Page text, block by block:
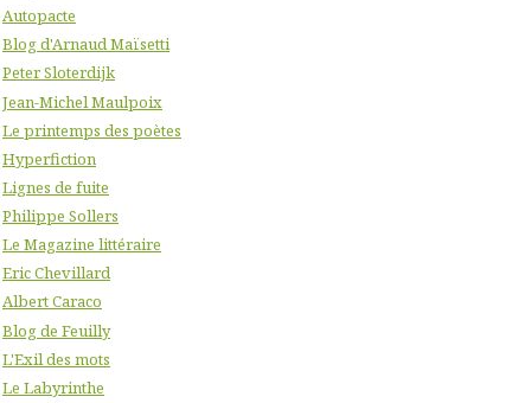
Autopacte
Blog d'Arnaud Maïsetti
Peter Sloterdijk
Jean-Michel Maulpoix
Le printemps des poètes
Hyperfiction
Lignes de fuite
Philippe Sollers
Le Magazine littéraire
Eric Chevillard
Albert Caraco
Blog de Feuilly
L'Exil des mots
Le Labyrinthe